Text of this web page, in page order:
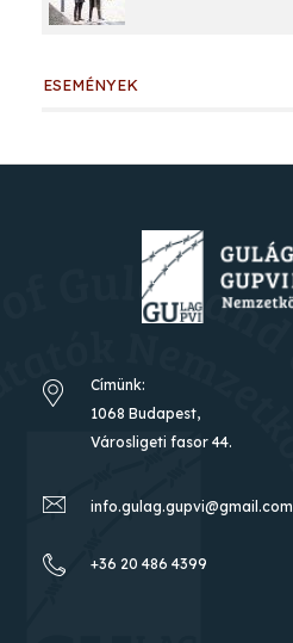
ESEMÉNYEK
Címünk:
1068 Budapest,
Városligeti fasor 44.
info.gulag.gupvi@gmail.com
+36 20 486 4399